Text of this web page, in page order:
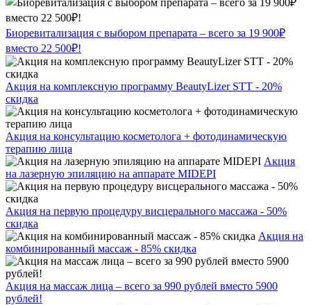
Биоревитализация с выбором препарата – всего за 19 900₽
вместо 22 500₽!
Акция на комплексную программу BeautyLizer STT - 20%
скидка
Акция на консультацию косметолога + фотодинамическую
терапию лица
Акция
на лазерную эпиляцию на аппарате MIDEPI
Акция на первую процедуру висцерального массажа - 50%
скидка
Акция на
комбинированный массаж - 85% скидка
Акция на массаж лица – всего за 990 рублей вместо 5900
рублей!